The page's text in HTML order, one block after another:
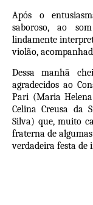
Após o
saboroso, ao
lindamente
violão,
Dessa manhã
agradecidos ao
Pari (Maria
Celina Creusa da
Silva) que, muito
fraterna de
verdadeira festa de